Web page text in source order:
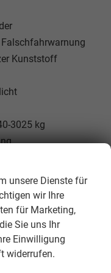
Kunststoff
3025 kg
unsere Dienste für
wir Ihre
für Marketing,
Sie uns Ihr
Einwilligung
widerrufen.